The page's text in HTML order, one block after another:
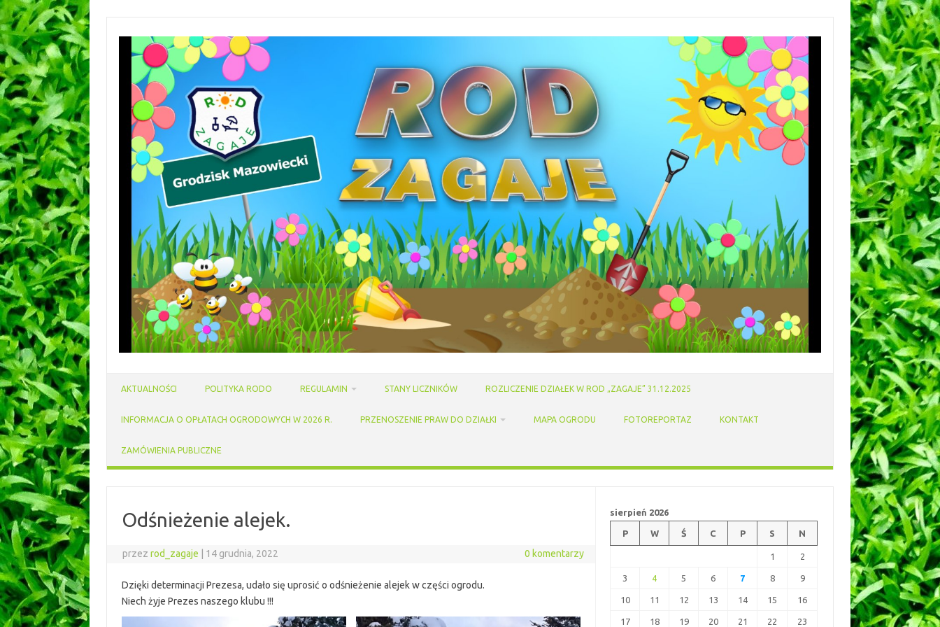
AKTUALNOŚCI POLITYKA RODO REGULAMIN STANY LICZNIKÓW ROZLICZENIE DZIAŁEK W ROD „ZAGAJE” 31.12.2025
INFORMACJA O OPŁATACH OGRODOWYCH W 2026 R. PRZENOSZENIE PRAW DO DZIAŁKI MAPA OGRODU FOTOREPORTAZ KONTAKT
ZAMÓWIENIA PUBLICZNE
Odśnieżenie alejek.
przezrod_zagaje 14 grudnia, 2022 0 komentarzy
Dzięki determinacji Prezesa, udało się uprosić o odśnieżenie alejek w części ogrodu.
Niech żyje Prezes naszego klubu !!!
sierpień 2026
P W Ś C P S N
1 2
3 4 5 6 7 8 9
10 11 12 13 14 15 16
17 18 19 20 21 22 23